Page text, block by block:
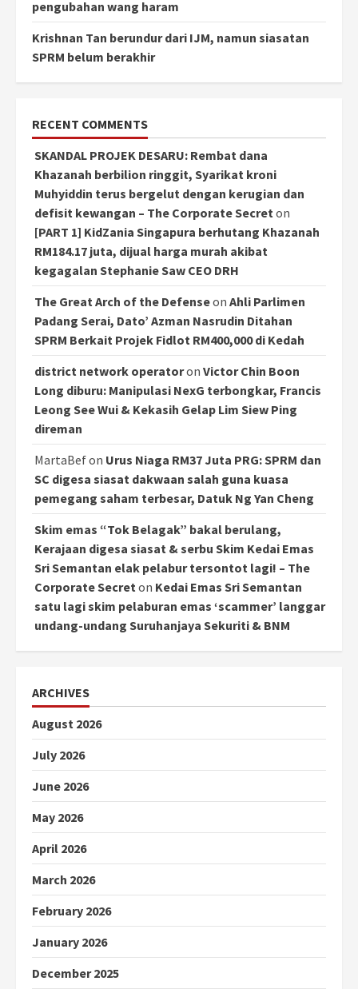
pengubahan wang haram
Krishnan Tan berundur dari IJM, namun siasatan
SPRM belum berakhir
RECENT COMMENTS
SKANDAL PROJEK DESARU: Rembat dana
Khazanah berbilion ringgit, Syarikat kroni
Muhyiddin terus bergelut dengan kerugian dan
defisit kewangan – The Corporate Secreton
[PART 1] KidZania Singapura berhutang Khazanah
RM184.17 juta, dijual harga murah akibat
kegagalan Stephanie Saw CEO DRH
The Great Arch of the Defenseon Ahli Parlimen
Padang Serai, Dato’ Azman Nasrudin Ditahan
SPRM Berkait Projek Fidlot RM400,000 di Kedah
district network operatoron Victor Chin Boon
Long diburu: Manipulasi NexG terbongkar, Francis
Leong See Wui & Kekasih Gelap Lim Siew Ping
direman
MartaBefon Urus Niaga RM37 Juta PRG: SPRM dan
SC digesa siasat dakwaan salah guna kuasa
pemegang saham terbesar, Datuk Ng Yan Cheng
Skim emas “Tok Belagak” bakal berulang,
Kerajaan digesa siasat & serbu Skim Kedai Emas
Sri Semantan elak pelabur tersontot lagi! – The
Corporate Secreton Kedai Emas Sri Semantan
satu lagi skim pelaburan emas ‘scammer’ langgar
undang-undang Suruhanjaya Sekuriti & BNM
ARCHIVES
August 2026
July 2026
June 2026
May 2026
April 2026
March 2026
February 2026
January 2026
December 2025